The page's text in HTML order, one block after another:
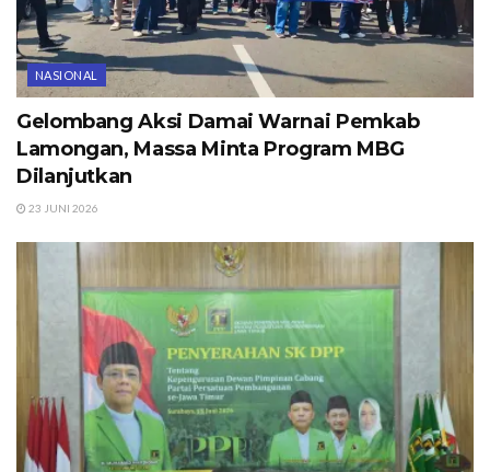
NASIONAL
Gelombang Aksi Damai Warnai Pemkab
Lamongan, Massa Minta Program MBG
Dilanjutkan
23 JUNI 2026